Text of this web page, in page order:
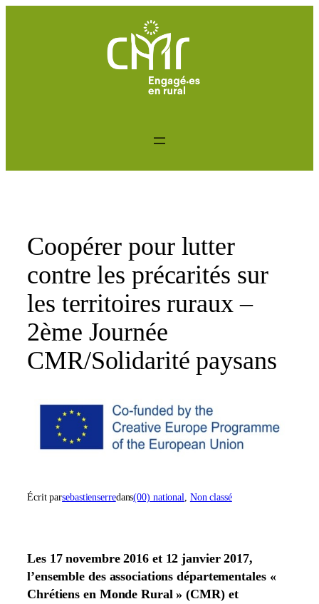
Coopérer pour lutter
contre les précarités sur
les territoires ruraux –
2ème Journée
CMR/Solidarité paysans
Écrit parsebastienserredans(00) national, Non classé
Les 17 novembre 2016 et 12 janvier 2017,
l’ensemble des associations départementales «
Chrétiens en Monde Rural » (CMR) et